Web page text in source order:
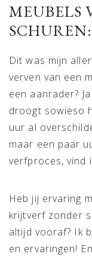
MEUBELS
Dit was mijn
verven van een
een aanrader?
droogt sowieso
uur al
maar een paar
verfproces, vind
Heb jij ervaring
krijtverf zonder
altijd vooraf? Ik
en ervaringen!